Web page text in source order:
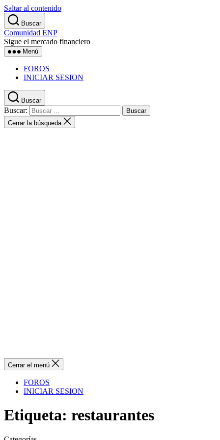
Saltar al contenido
Buscar
Comunidad ENP
Sigue el mercado financiero
Menú
FOROS
INICIAR SESION
Buscar
Buscar:
Cerrar la búsqueda
Cerrar el menú
FOROS
INICIAR SESION
Etiqueta: restaurantes